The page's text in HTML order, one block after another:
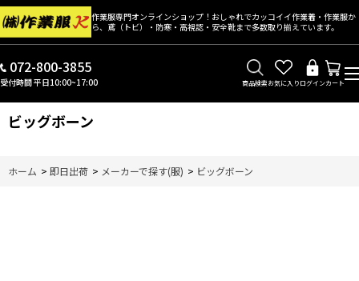
作業服専門オンラインショップ！おしゃれでカッコイイ作業着・作業服か
ら、鳶（トビ）・防寒・高視認・安全靴まで多数取り揃えています。
072-800-3855
受付時間 平日10:00~17:00 商品検索お気に入りログインカート
ビッグボーン
ホーム > 即日出荷 > メーカーで探す(服) > ビッグボーン